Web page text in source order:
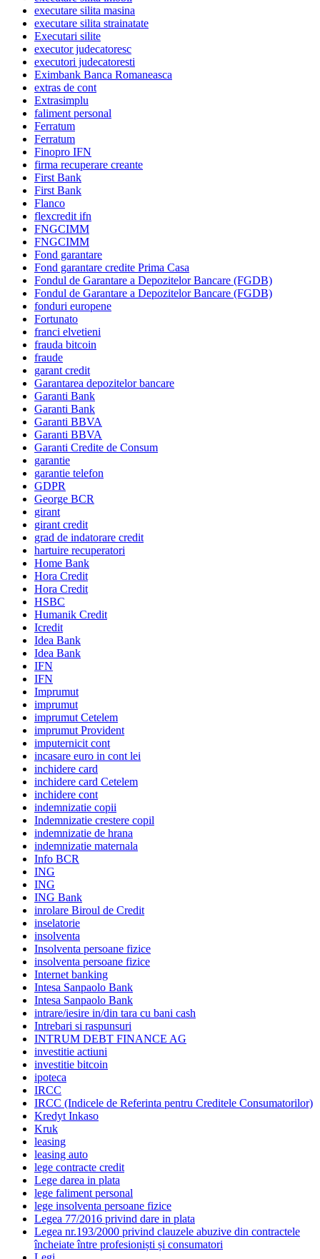
executare silita masina
executare silita strainatate
Executari silite
executor judecatoresc
executori judecatoresti
Eximbank Banca Romaneasca
extras de cont
Extrasimplu
faliment personal
Ferratum
Ferratum
Finopro IFN
firma recuperare creante
First Bank
First Bank
Flanco
flexcredit ifn
FNGCIMM
FNGCIMM
Fond garantare
Fond garantare credite Prima Casa
Fondul de Garantare a Depozitelor Bancare (FGDB)
Fondul de Garantare a Depozitelor Bancare (FGDB)
fonduri europene
Fortunato
franci elvetieni
frauda bitcoin
fraude
garant credit
Garantarea depozitelor bancare
Garanti Bank
Garanti Bank
Garanti BBVA
Garanti BBVA
Garanti Credite de Consum
garantie
garantie telefon
GDPR
George BCR
girant
girant credit
grad de indatorare credit
hartuire recuperatori
Home Bank
Hora Credit
Hora Credit
HSBC
Humanik Credit
Icredit
Idea Bank
Idea Bank
IFN
IFN
Imprumut
imprumut
imprumut Cetelem
imprumut Provident
imputernicit cont
incasare euro in cont lei
inchidere card
inchidere card Cetelem
inchidere cont
indemnizatie copii
Indemnizatie crestere copil
indemnizatie de hrana
indemnizatie maternala
Info BCR
ING
ING
ING Bank
inrolare Biroul de Credit
inselatorie
insolventa
Insolventa persoane fizice
insolventa persoane fizice
Internet banking
Intesa Sanpaolo Bank
Intesa Sanpaolo Bank
intrare/iesire in/din tara cu bani cash
Intrebari si raspunsuri
INTRUM DEBT FINANCE AG
investitie actiuni
investitie bitcoin
ipoteca
IRCC
IRCC (Indicele de Referinta pentru Creditele Consumatorilor)
Kredyt Inkaso
Kruk
leasing
leasing auto
lege contracte credit
Lege darea in plata
lege faliment personal
lege insolventa persoane fizice
Legea 77/2016 privind dare in plata
Legea nr.193/2000 privind clauzele abuzive din contractele
încheiate între profesioniști și consumatori